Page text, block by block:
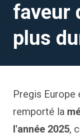
faveur
plus
Pregis Europe
remporté la
l'année 2025,